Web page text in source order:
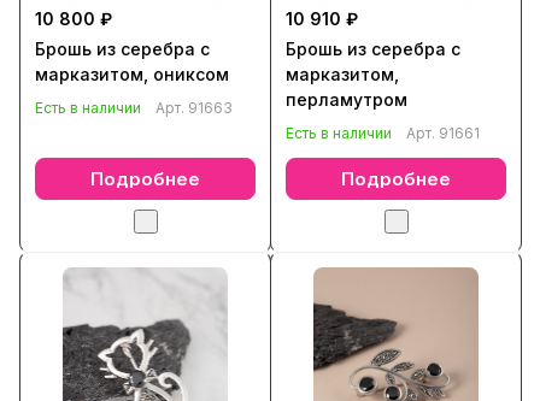
10 800 ₽
Брошь из серебра с
марказитом, ониксом
Есть в наличии Арт. 91663
Подробнее
10 910 ₽
Брошь из серебра с
марказитом,
перламутром
Есть в наличии Арт. 91661
Подробнее